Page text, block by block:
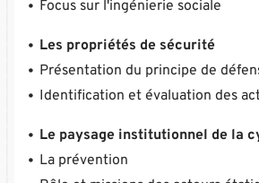
Focus sur l'ingénierie sociale
Les propriétés de sécurité
Présentation du principe de
Identification et évaluation des
Le paysage institutionnel de la
La prévention